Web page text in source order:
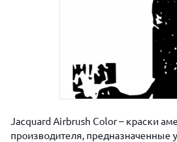
Jacquard Airbrush Color – краски
производителя, предназначенные